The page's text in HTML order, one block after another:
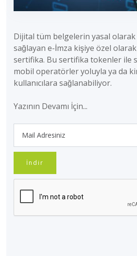
Dijital tüm belgelerin yasal olarak
sağlayan e-İmza kişiye özel
sertifika. Bu sertifika tokenler ile
mobil operatörler yoluyla ya da
kullanıcılara sağlanabiliyor.
Yazının Devamı İçin...